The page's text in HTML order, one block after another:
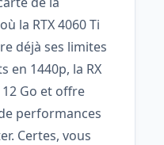
la RTX 4060 Ti
déjà ses limites
en 1440p, la RX
12 Go et offre
performances
Certes, vous